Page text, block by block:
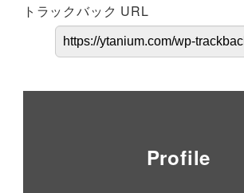
トラックバック URL
Profile